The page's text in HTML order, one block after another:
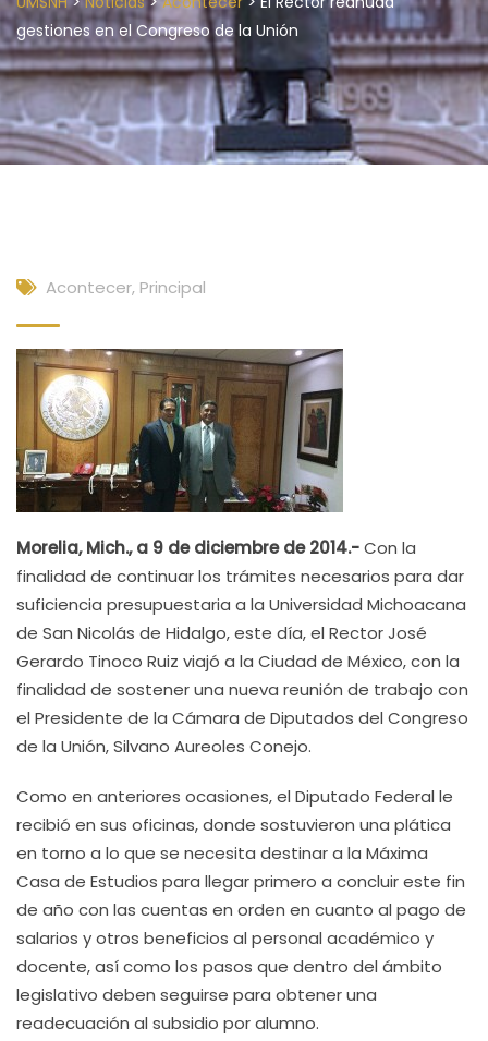
gestiones en el Congreso de la Unión
Acontecer, Principal
Morelia, Mich., a 9 de diciembre de 2014.-Con la
finalidad de continuar los trámites necesarios para dar
suficiencia presupuestaria a la Universidad Michoacana
de San Nicolás de Hidalgo, este día, el Rector José
Gerardo Tinoco Ruiz viajó a la Ciudad de México, con la
finalidad de sostener una nueva reunión de trabajo con
el Presidente de la Cámara de Diputados del Congreso
de la Unión, Silvano Aureoles Conejo.
Como en anteriores ocasiones, el Diputado Federal le
recibió en sus oficinas, donde sostuvieron una plática
en torno a lo que se necesita destinar a la Máxima
Casa de Estudios para llegar primero a concluir este fin
de año con las cuentas en orden en cuanto al pago de
salarios y otros beneficios al personal académico y
docente, así como los pasos que dentro del ámbito
legislativo deben seguirse para obtener una
readecuación al subsidio por alumno.